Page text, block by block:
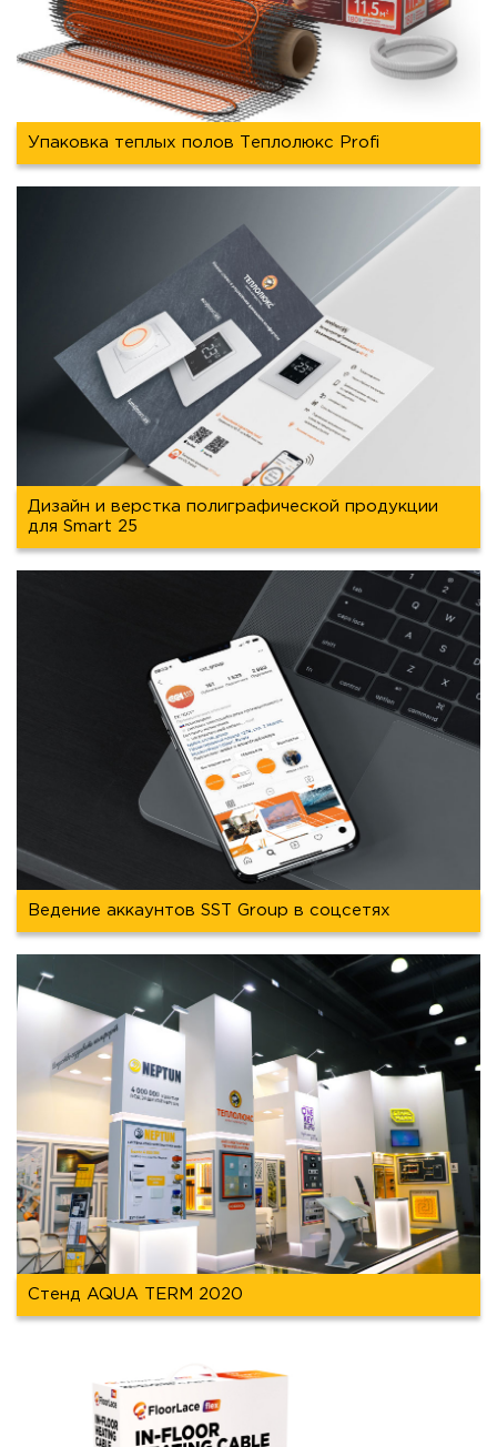
Упаковка теплых полов Теплолюкс Profi
Дизайн и верстка полиграфической продукции
для Smart 25
Ведение аккаунтов SST Group в соцсетях
Стенд AQUA TERM 2020